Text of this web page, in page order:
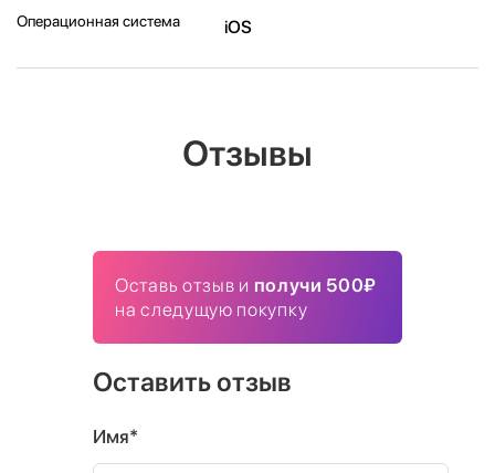
Операционная система iOS
Отзывы
Оставь отзыв и получи 500₽
на следущую покупку
Оставить отзыв
Имя*